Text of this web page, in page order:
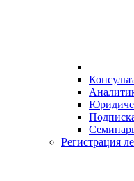
Регистрация